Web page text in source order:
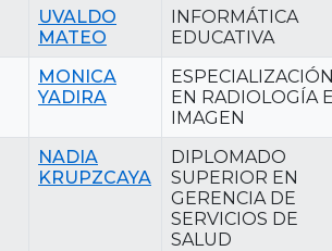
UVALDO
MATEO
INFORMÁTICA
EDUCATIVA
MONICA
YADIRA
EN RADIOLOGÍA
IMAGEN
NADIA
KRUPZCAYA
DIPLOMADO
SUPERIOR EN
GERENCIA DE
SERVICIOS DE
SALUD